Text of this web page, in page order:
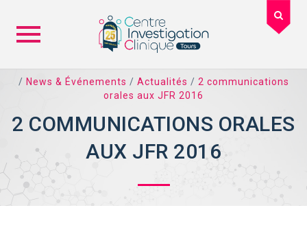
Skip
/ News & Événements / Actualités / 2 communications
orales aux JFR 2016
2 COMMUNICATIONS ORALES
AUX JFR 2016